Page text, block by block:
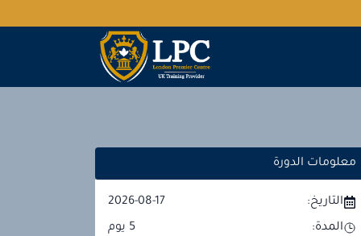
معلومات الدورة
التاريخ:
2026-08-17
المدة:
5 يوم